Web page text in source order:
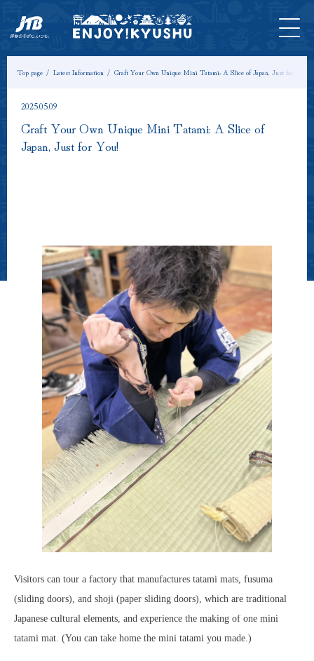
Top page Latest Information Craft Your Own Unique Mini Tatami: A Slice of Japan, Just for You!
2025.05.09
Craft Your Own Unique Mini Tatami: A Slice of
Japan, Just for You!
Visitors can tour a factory that manufactures tatami mats, fusuma
(sliding doors), and shoji (paper sliding doors), which are traditional
Japanese cultural elements, and experience the making of one mini
tatami mat. (You can take home the mini tatami you made.)
HOME
Information
Tours &
Experiences
Tickets Column